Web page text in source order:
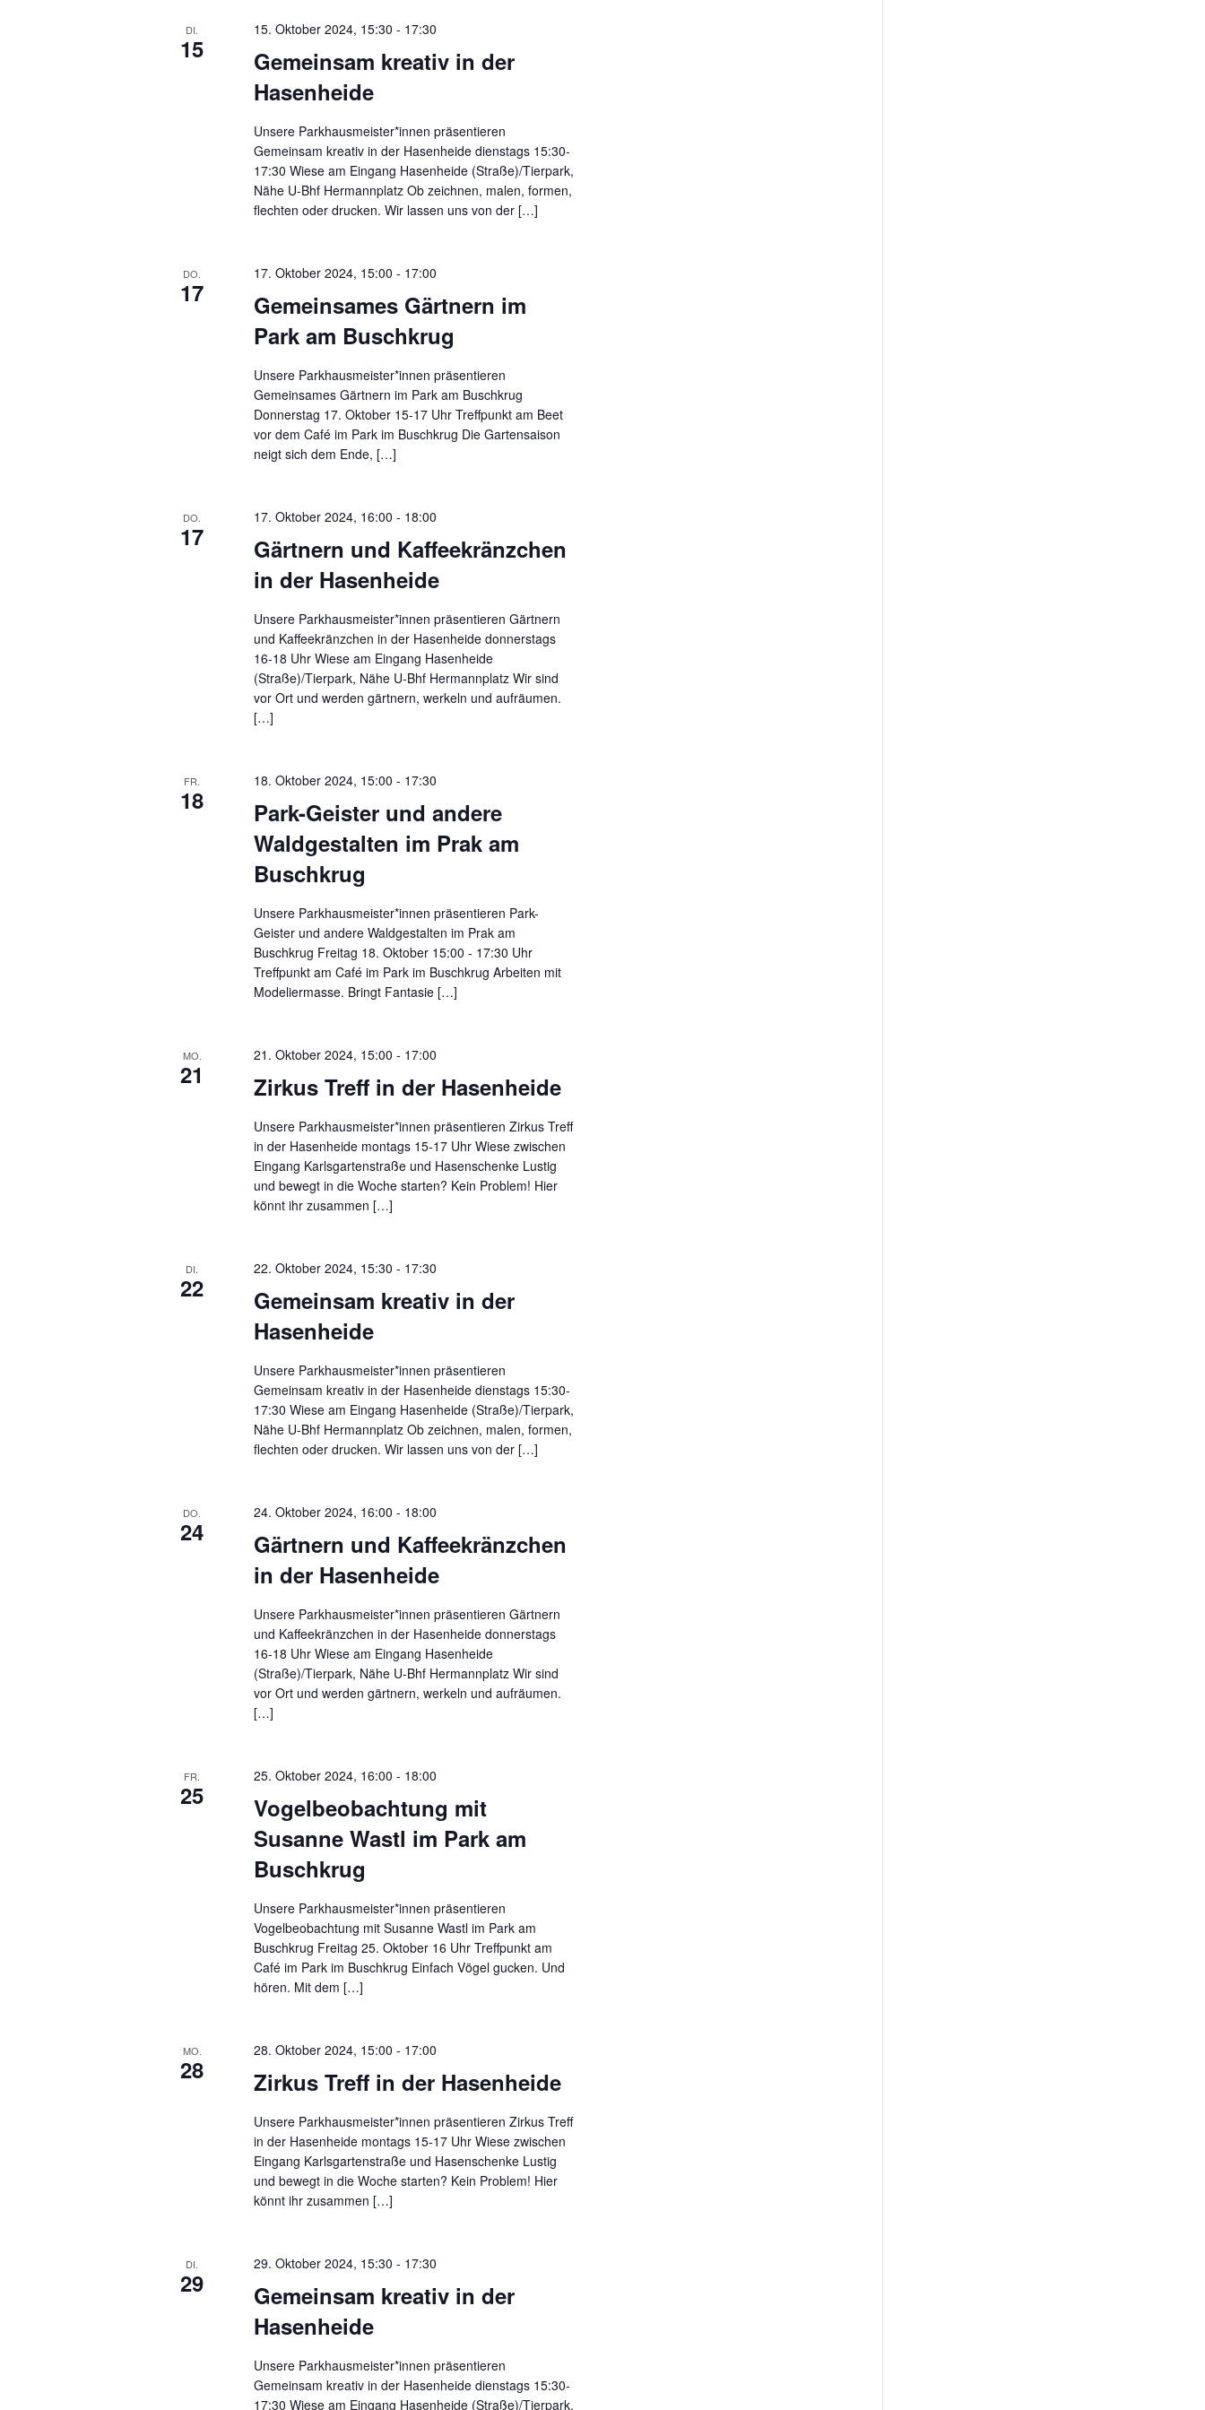
DI.
15
Gemeinsam kreativ in der
Hasenheide
15. Oktober 2024, 15:30 - 17:30
Unsere Parkhausmeister*innen präsentieren
Gemeinsam kreativ in der Hasenheide dienstags 15:30-
17:30 Wiese am Eingang Hasenheide (Straße)/Tierpark,
Nähe U-Bhf Hermannplatz Ob zeichnen, malen, formen,
flechten oder drucken. Wir lassen uns von der […]
DO.
17
Gemeinsames Gärtnern im
Park am Buschkrug
17. Oktober 2024, 15:00 - 17:00
Unsere Parkhausmeister*innen präsentieren
Gemeinsames Gärtnern im Park am Buschkrug
Donnerstag 17. Oktober 15-17 Uhr Treffpunkt am Beet
vor dem Café im Park im Buschkrug Die Gartensaison
neigt sich dem Ende, […]
DO.
17
Gärtnern und Kaffeekränzchen
in der Hasenheide
17. Oktober 2024, 16:00 - 18:00
Unsere Parkhausmeister*innen präsentieren Gärtnern
und Kaffeekränzchen in der Hasenheide donnerstags
16-18 Uhr Wiese am Eingang Hasenheide
(Straße)/Tierpark, Nähe U-Bhf Hermannplatz Wir sind
vor Ort und werden gärtnern, werkeln und aufräumen.
[…]
FR.
18
Park-Geister und andere
Waldgestalten im Prak am
Buschkrug
18. Oktober 2024, 15:00 - 17:30
Unsere Parkhausmeister*innen präsentieren Park-
Geister und andere Waldgestalten im Prak am
Buschkrug Freitag 18. Oktober 15:00 - 17:30 Uhr
Treffpunkt am Café im Park im Buschkrug Arbeiten mit
Modeliermasse. Bringt Fantasie […]
MO.
21 Zirkus Treff in der Hasenheide
21. Oktober 2024, 15:00 - 17:00
Unsere Parkhausmeister*innen präsentieren Zirkus Treff
in der Hasenheide montags 15-17 Uhr Wiese zwischen
Eingang Karlsgartenstraße und Hasenschenke Lustig
und bewegt in die Woche starten? Kein Problem! Hier
könnt ihr zusammen […]
DI.
22
Gemeinsam kreativ in der
Hasenheide
22. Oktober 2024, 15:30 - 17:30
Unsere Parkhausmeister*innen präsentieren
Gemeinsam kreativ in der Hasenheide dienstags 15:30-
17:30 Wiese am Eingang Hasenheide (Straße)/Tierpark,
Nähe U-Bhf Hermannplatz Ob zeichnen, malen, formen,
flechten oder drucken. Wir lassen uns von der […]
DO.
24
Gärtnern und Kaffeekränzchen
in der Hasenheide
24. Oktober 2024, 16:00 - 18:00
Unsere Parkhausmeister*innen präsentieren Gärtnern
und Kaffeekränzchen in der Hasenheide donnerstags
16-18 Uhr Wiese am Eingang Hasenheide
(Straße)/Tierpark, Nähe U-Bhf Hermannplatz Wir sind
vor Ort und werden gärtnern, werkeln und aufräumen.
[…]
FR.
25
Vogelbeobachtung mit
Susanne Wastl im Park am
Buschkrug
25. Oktober 2024, 16:00 - 18:00
Unsere Parkhausmeister*innen präsentieren
Vogelbeobachtung mit Susanne Wastl im Park am
Buschkrug Freitag 25. Oktober 16 Uhr Treffpunkt am
Café im Park im Buschkrug Einfach Vögel gucken. Und
hören. Mit dem […]
MO.
28 Zirkus Treff in der Hasenheide
28. Oktober 2024, 15:00 - 17:00
Unsere Parkhausmeister*innen präsentieren Zirkus Treff
in der Hasenheide montags 15-17 Uhr Wiese zwischen
Eingang Karlsgartenstraße und Hasenschenke Lustig
und bewegt in die Woche starten? Kein Problem! Hier
könnt ihr zusammen […]
DI.
29
Gemeinsam kreativ in der
Hasenheide
29. Oktober 2024, 15:30 - 17:30
Unsere Parkhausmeister*innen präsentieren
Gemeinsam kreativ in der Hasenheide dienstags 15:30-
17:30 Wiese am Eingang Hasenheide (Straße)/Tierpark,